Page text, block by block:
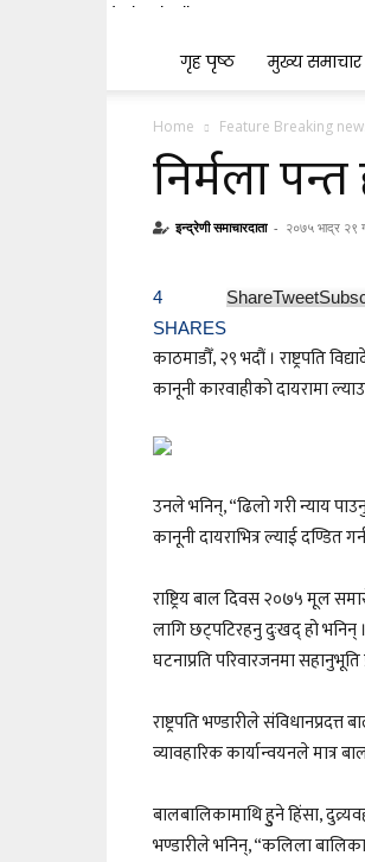
Indrenionline.com
गृह पृष्ठ मुख्य समाचार
Home Feature Breaking
निर्मला
इन्द्रेणी समाचारदाता - २०७५ भाद्र २९
4
SHARES
ShareTweet
काठमाडौँ, २९ भदौं । राष्ट्रपति
कानूनी कारवाहीको दायरामा
उनले भनिन्, “ढिलो गरी न्याय
कानूनी दायराभित्र ल्याई दण्डित
राष्ट्रिय बाल दिवस २०७५ मूल
लागि छट्पटिरहनु दुःखद् हो
घटनाप्रति परिवारजनमा सहानुभूति
राष्ट्रपति भण्डारीले
व्यावहारिक कार्यान्वयनले मात्र
बालबालिकामाथि हुुने हिंसा,
भण्डारीले भनिन्, “कलिला